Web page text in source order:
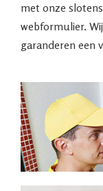
met onze
webformulier.
garanderen een